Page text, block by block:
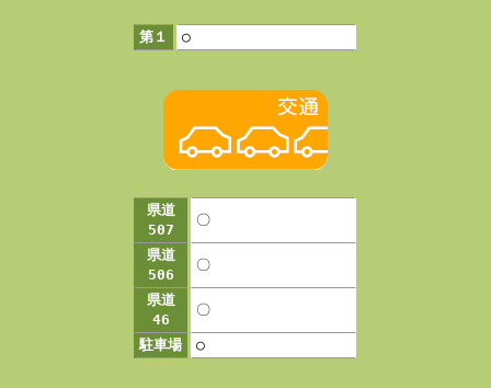
第１ ○
県道
507
〇
県道
506
〇
県道
46
〇
駐車場 ○